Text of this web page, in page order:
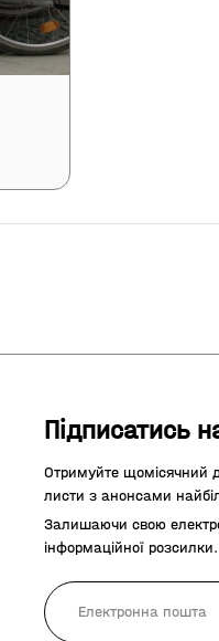
Підписатись
Отримуйте щомісячний
листи з анонсами
Залишаючи свою
інформаційної